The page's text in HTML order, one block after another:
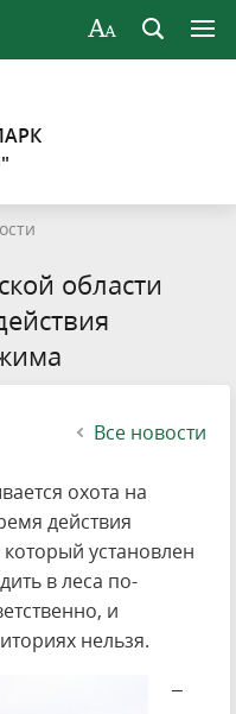
области
Все новости
охота на
действия
установлен
в леса по-
и
нельзя.
–